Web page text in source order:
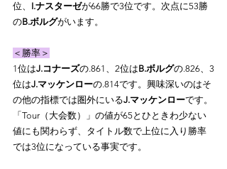
位、 I.ナスターゼが66勝で3位です。次点に53勝
のB.ボルグがいます。
＜勝率＞
1位はJ.コナーズの.861、2位はB.ボルグの.826、3
位はJ.マッケンローの.814です。興味深いのはそ
の他の指標では圏外にいるJ.マッケンローです。
「Tour（大会数）」の値が65とひときわ少ない
値にも関わらず、タイトル数で上位に入り勝率
では3位になっている事実です。